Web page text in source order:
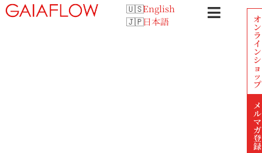
English
日本語
オ
ン
ラ
イ
ン
シ
ョ
ッ
プ
メ
ル
マ
ガ
登
録